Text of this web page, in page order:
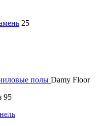
25
полы Damy Floor
95